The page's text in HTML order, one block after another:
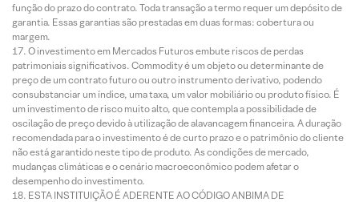
função do prazo do contrato. Toda transação a termo requer um depósito de
garantia. Essas garantias são prestadas em duas formas: cobertura ou
margem.
O investimento em Mercados Futuros embute riscos de perdas
patrimoniais significativos. Commodity é um objeto ou determinante de
preço de um contrato futuro ou outro instrumento derivativo, podendo
consubstanciar um índice, uma taxa, um valor mobiliário ou produto físico. É
um investimento de risco muito alto, que contempla a possibilidade de
oscilação de preço devido à utilização de alavancagem financeira. A duração
recomendada para o investimento é de curto prazo e o patrimônio do cliente
não está garantido neste tipo de produto. As condições de mercado,
mudanças climáticas e o cenário macroeconômico podem afetar o
desempenho do investimento.
ESTA INSTITUIÇÃO É ADERENTE AO CÓDIGO ANBIMA DE